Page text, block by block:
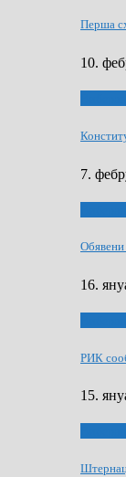
Перша
10.
7.
Обявени
16.
РИК
15.